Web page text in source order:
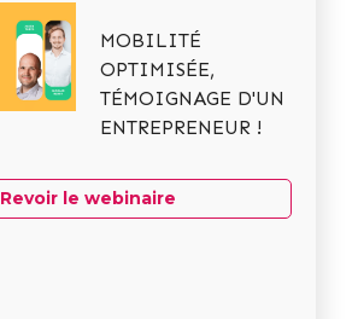
MOBILITÉ
OPTIMISÉE,
TÉMOIGNAGE D'UN
ENTREPRENEUR !
Revoir le webinaire